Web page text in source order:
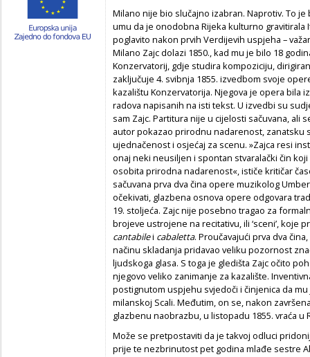
Milano nije bio slučajno izabran. Naprotiv. To
umu da je onodobna Rijeka kulturno gravitirala
poglavito nakon prvih Verdijevih uspjeha –
Milano Zajc dolazi 1850., kad mu je bilo 18
Konzervatorij, gdje studira kompoziciju,
zaključuje 4. svibnja 1855. izvedbom svoje
kazalištu Konzervatorija. Njegova je opera bila
radova napisanih na isti tekst. U izvedbi su
sam Zajc. Partitura nije u cijelosti sačuvana, ali
autor pokazao prirodnu nadarenost, zanatsku
ujednačenost i osjećaj za scenu. »Zajca resi
onaj neki neusiljen i spontan stvaralački čin
osobita prirodna nadarenost«, ističe kritičar
sačuvana prva dva čina opere muzikolog
očekivati, glazbena osnova opere odgovara
19. stoljeća. Zajc nije posebno tragao za
brojeve ustrojene na recitativu, ili ‘sceni’, koje
cantabilei cabaletta. Proučavajući prva dva
načinu skladanja pridavao veliku pozornost
ljudskoga glasa. S toga je gledišta Zajc očito
njegovo veliko zanimanje za kazalište.
postignutom uspjehu svjedoči i činjenica da
milanskoj Scali. Međutim, on se, nakon
glazbenu naobrazbu, u listopadu 1855. vraća u
Može se pretpostaviti da je takvoj odluci
prije te nezbrinutost pet godina mlađe sestre